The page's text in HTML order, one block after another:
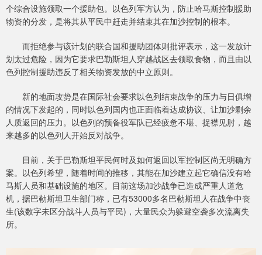
个综合设施领取一个援助包。以色列军方认为，防止哈马斯控制援助
物资的分发，是将其从平民中赶走并结束其在加沙控制的根本。
而拒绝参与该计划的联合国和援助团体则批评表示，这一发放计
划太过危险，因为它要求巴勒斯坦人穿越战区去领取食物，而且由以
色列控制援助违反了相关物资发放的中立原则。
新的地面攻势是在国际社会要求以色列结束战争的压力与日俱增
的情况下发起的，同时以色列国内也正面临着达成协议、让加沙剩余
人质返回的压力。以色列的预备役军队已经疲惫不堪、捉襟见肘，越
来越多的以色列人开始反对战争。
目前，关于巴勒斯坦平民何时及如何返回以军控制区尚无明确方
案。以色列希望，随着时间的推移，其能在加沙建立起它确信没有哈
马斯人员和基础设施的地区。目前这场加沙战争已造成严重人道危
机，据巴勒斯坦卫生部门称，已有53000多名巴勒斯坦人在战争中丧
生(该数字未区分战斗人员与平民)，大量民众为躲避空袭多次流离失
所。